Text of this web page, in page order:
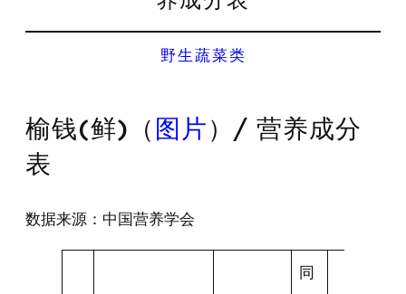
野生蔬菜类
榆钱(鲜)（ 图片 ）/ 营养成分
表
数据来源：中国营养学会
同